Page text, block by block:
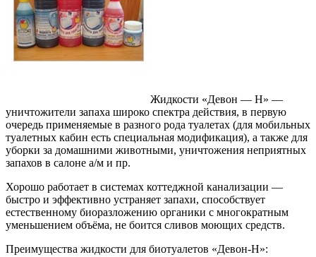
Жидкости «Девон — Н» —
уничтожители запаха широко спектра действия, в первую
очередь применяемые в разного рода туалетах (для мобильных
туалетных кабин есть специальная модификация), а также для
уборки за домашними животными, уничтожения неприятных
запахов в салоне а/м и пр.
Хорошо работает в системах коттеджной канализации —
быстро и эффективно устраняет запахи, способствует
естественному биоразложению органики с многократным
уменьшением объёма, не боится сливов моющих средств.
Преимущества жидкости для биотуалетов «Девон-Н»: